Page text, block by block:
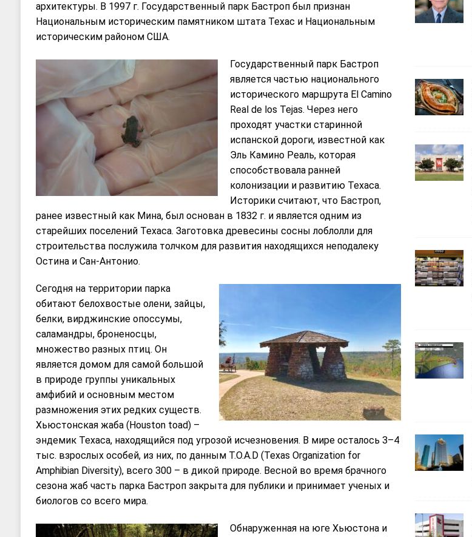
архитектуры. В 1997 г. Государственный парк Бастроп был признан
Национальным историческим памятником штата Техас и Национальным
историческим районом США.
Государственный парк Бастроп
является частью национального
исторического маршрута El Camino
Real de los Tejas. Через него
проходят участки старинной
испанской дороги, известной как
Эль Камино Реаль, которая
способствовала ранней
колонизации и развитию Техаса.
Историки считают, что Бастроп,
ранее известный как Мина, был основан в 1832 г. и является одним из
старейших поселений Техаса. Заготовка древесины сосны лоблолли для
строительства послужила толчком для развития находящихся неподалеку
Остина и Сан-Антонио.
Сегодня на территории парка
обитают белохвостые олени, зайцы,
белки, вирджинские опоссумы,
саламандры, броненосцы,
множество разных птиц. Он
является домом для самой большой
в природе группы уникальных
амфибий и основным местом
размножения этих редких существ.
Хьюстонская жаба (Houston toad) –
эндемик Техаса, находящийся под угрозой исчезновения. В мире осталось 3–4
тыс. взрослых особей, из них, по данным T.O.A.D (Texas Organization for
Amphibian Diversity), всего 300 – в дикой природе. Весной во время брачного
сезона жаб часть парка Бастроп закрыта для публики и принимает ученых и
биологов со всего мира.
Обнаруженная на юге Хьюстона и